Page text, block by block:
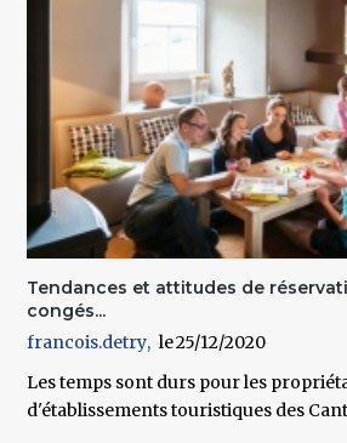
Tendances et attitudes de
congés...
francois.detry
25/12/2020
Les temps sont durs pour les
d'établissements touristiques des